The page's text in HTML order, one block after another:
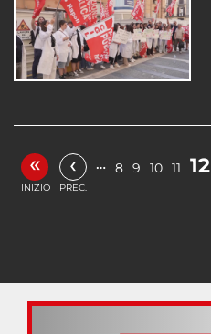
«
INIZIO
‹
PREC.
… 8 9 10 11 12